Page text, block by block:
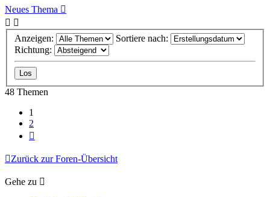
Neues Thema
Anzeigen:
Sortiere nach:
Richtung:
48 Themen
1
2
Zurück zur Foren-Übersicht
Gehe zu